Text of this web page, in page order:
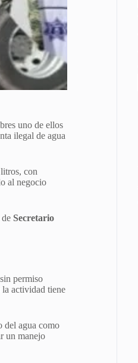
uno de ellos
ilegal de agua
con
al negocio
Secretario
permiso
la actividad tiene
del agua como
un manejo